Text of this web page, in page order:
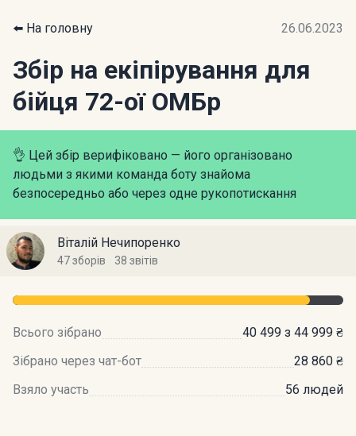
⬅️ На головну 26.06.2023
Збір на екіпірування для
бійця 72-ої ОМБр
👌 Цей збір верифіковано — його організовано
людьми з якими команда боту знайома
безпосередньо або через одне рукопотискання
Віталій Нечипоренко
47 зборів 38 звітів
Всього зібрано
40 499 з 44 999 ₴
Зібрано через чат-бот
28 860 ₴
Взяло участь
56 людей